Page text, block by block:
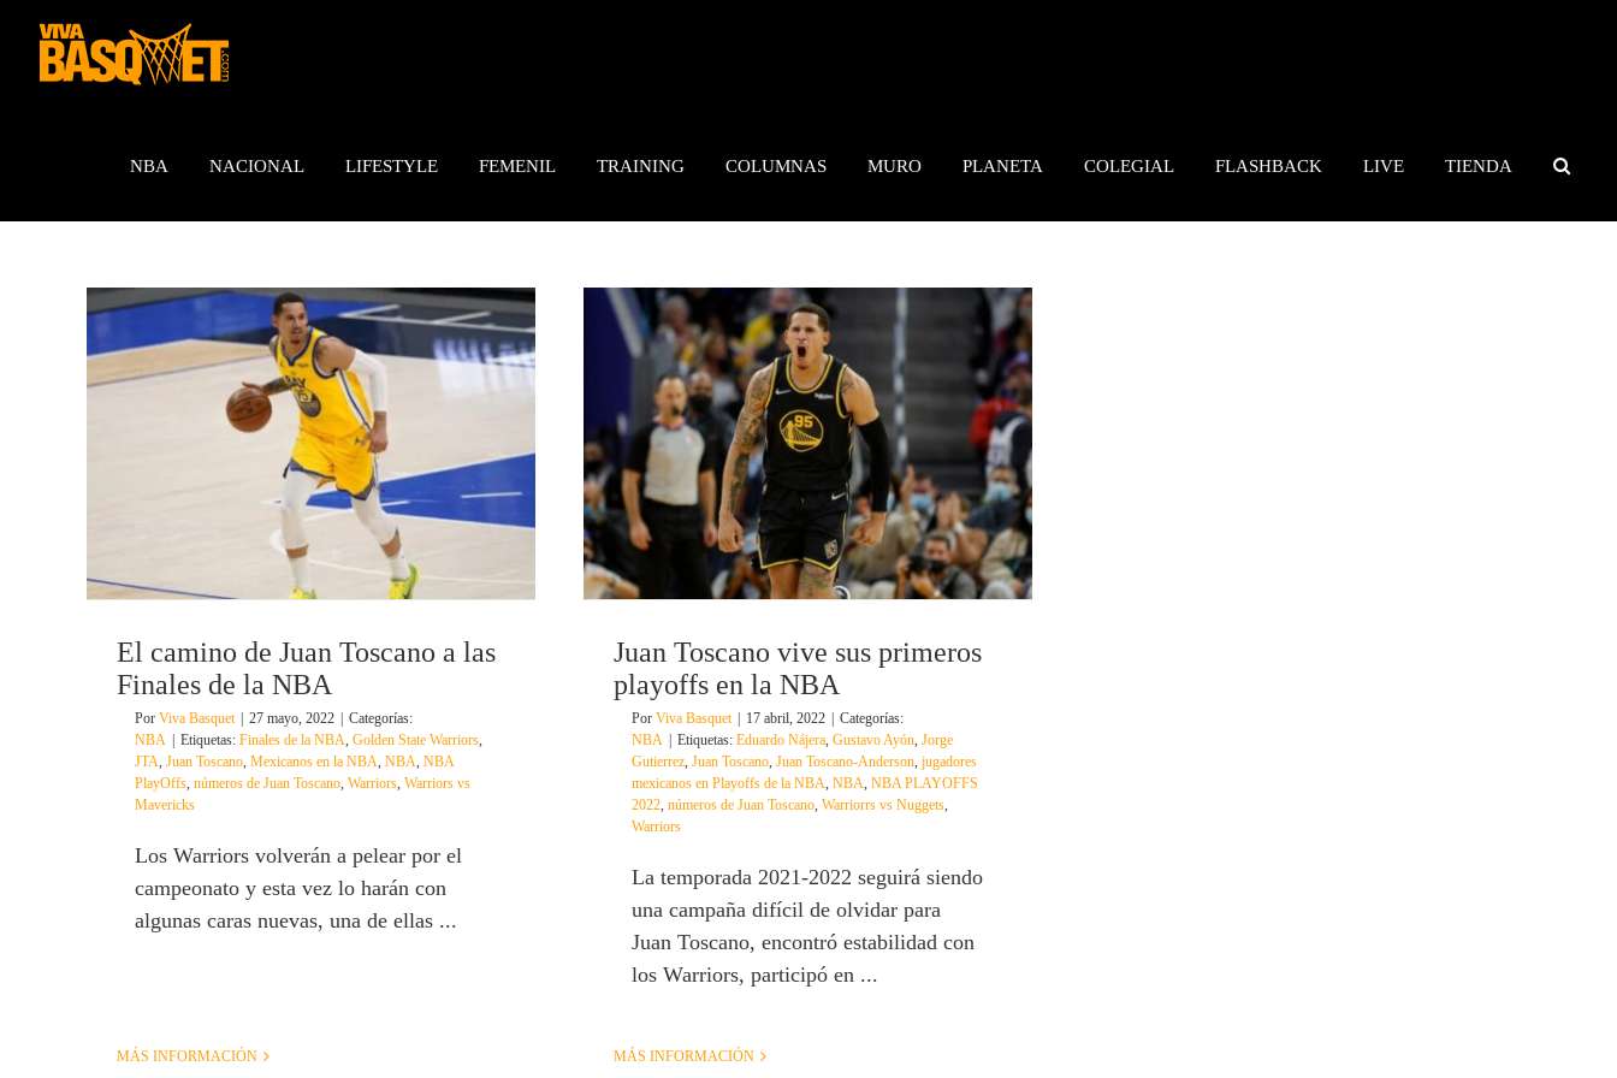
contenido
NBA NACIONAL LIFESTYLE FEMENIL TRAINING COLUMNAS MURO PLANETA COLEGIAL FLASHBACK LIVE TIENDA
El camino de Juan Toscano a las
Finales de la NBA
Por Viva Basquet 27 mayo, 2022
Categorías:
NBA
Etiquetas: Finales de la NBA, Golden State Warriors,
JTA, Juan Toscano, Mexicanos en la NBA, NBA, NBA
PlayOffs, números de Juan Toscano, Warriors, Warriors vs
Mavericks
Los Warriors volverán a pelear por el
campeonato y esta vez lo harán con
algunas caras nuevas, una de ellas ...
MÁS INFORMACIÓN
Juan Toscano vive sus primeros
playoffs en la NBA
Por Viva Basquet 17 abril, 2022
Categorías:
NBA
Etiquetas: Eduardo Nájera, Gustavo Ayón, Jorge
Gutierrez, Juan Toscano, Juan Toscano-Anderson, jugadores
mexicanos en Playoffs de la NBA, NBA, NBA PLAYOFFS
2022, números de Juan Toscano, Warriorrs vs Nuggets,
Warriors
La temporada 2021-2022 seguirá siendo
una campaña difícil de olvidar para
Juan Toscano, encontró estabilidad con
los Warriors, participó en ...
MÁS INFORMACIÓN